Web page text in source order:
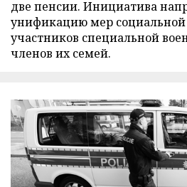
две пенсии. Инициатива
унификацию мер
участников специальной
членов их семей.